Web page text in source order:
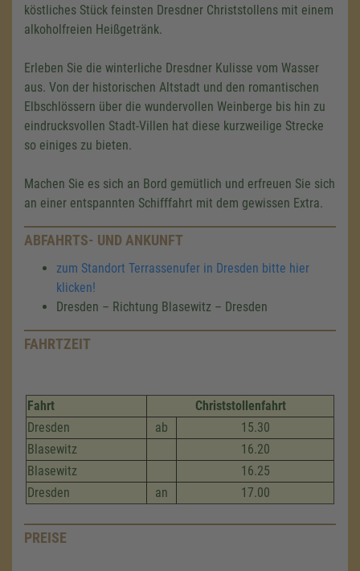
köstliches Stück feinsten Dresdner Christstollens mit einem
alkoholfreien Heißgetränk.
Erleben Sie die winterliche Dresdner Kulisse vom Wasser
aus. Von der historischen Altstadt und den romantischen
Elbschlössern über die wundervollen Weinberge bis hin zu
eindrucksvollen Stadt-Villen hat diese kurzweilige Strecke
so einiges zu bieten.
Machen Sie es sich an Bord gemütlich und erfreuen Sie sich
an einer entspannten Schifffahrt mit dem gewissen Extra.
ABFAHRTS- UND ANKUNFT
zum Standort Terrassenufer in Dresden bitte hier
klicken!
Dresden – Richtung Blasewitz – Dresden
FAHRTZEIT
Fahrt
Christstollenfahrt
Dresden
ab
15.30
Blasewitz
16.20
Blasewitz
16.25
Dresden
an 17.00
PREISE